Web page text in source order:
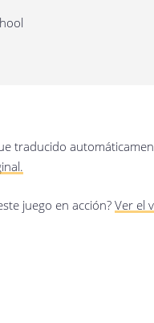
traducido
juego en acción? Ver el
17/01/2020
Guardar preferencias